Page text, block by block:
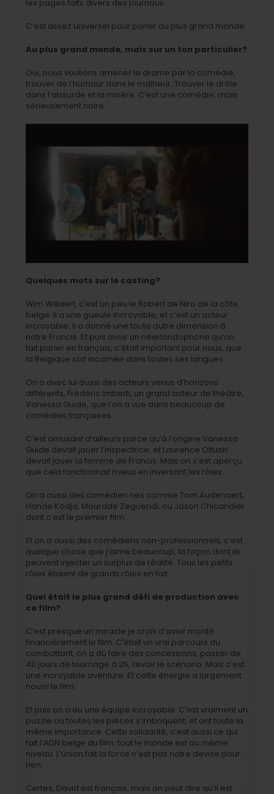
les pages faits divers des journaux.
C’est assez universel pour parler au plus grand monde.
Au plus grand monde, mais sur un ton particulier?
Oui, nous voulions amener le drame par la comédie,
trouver de l’humour dans le malheur. Trouver le drôle
dans l’absurde et la misère. C’est une comédie, mais
sérieusement noire.
Quelques mots sur le casting?
Wim Willaert, c’est un peu le Robert de Niro de la côte
belge. Il a une gueule incroyable, et c’est un acteur
incroyable. Il a donné une toute autre dimension à
notre Francis. Et puis avoir un néerlandophone qu’on
fait parler en français, c’était important pour nous, que
la Belgique soit incarnée dans toutes ses langues.
On a avec lui aussi des acteurs venus d’horizons
différents, Frédéric Imberti, un grand acteur de théâtre,
Vanessa Guide, que l’on a vue dans beaucoup de
comédies françaises.
C’est amusant d’ailleurs parce qu’à l’origine Vanessa
Guide devait jouer l’inspectrice, et Laurence Oltuski
devait jouer la femme de Francis. Mais on s’est aperçu
que cela fonctionnait mieux en inversant les rôles.
On a aussi des comédien·nes comme Tom Audenaert,
Hande Kodja, Mourade Zeguendi, ou Jason Chicandier
dont c’est le premier film.
Et on a aussi des comédiens non-professionnels, c’est
quelque chose que j’aime beaucoup, la façon dont ils
peuvent injecter un surplus de réalité. Tous les petits
rôles étaient de grands rôles en fait.
Quel était le plus grand défi de production avec
ce film?
C’est presque un miracle je crois d’avoir monté
financièrement le film. C’était un vrai parcours du
combattant, on a dû faire des concessions, passer de
40 jours de tournage à 25, revoir le scénario. Mais c’est
une incroyable aventure. Et cette énergie a largement
nourri le film.
Et puis on a eu une équipe incroyable. C’est vraiment un
puzzle où toutes les pièces s’imbriquent, et ont toute la
même importance. Cette solidarité, c’est aussi ce qui
fait l’ADN belge du film, tout le monde est au même
niveau. L’union fait la force n’est pas notre devise pour
rien.
Certes, David est français, mais on peut dire qu’il est